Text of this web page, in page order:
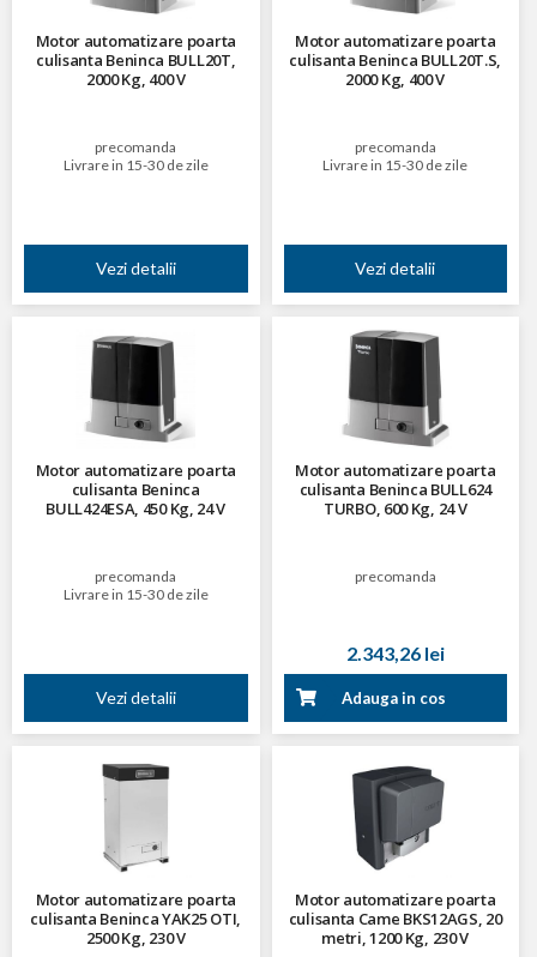
Motor automatizare poarta
culisanta Beninca BULL20T,
2000 Kg, 400 V
precomanda
Livrare in 15-30 de zile
Vezi detalii
Motor automatizare poarta
culisanta Beninca BULL20T.S,
2000 Kg, 400 V
precomanda
Livrare in 15-30 de zile
Vezi detalii
Motor automatizare poarta
culisanta Beninca
BULL424ESA, 450 Kg, 24 V
precomanda
Livrare in 15-30 de zile
Vezi detalii
Motor automatizare poarta
culisanta Beninca BULL624
TURBO, 600 Kg, 24 V
precomanda
2.343,26 lei
Adauga in cos
Motor automatizare poarta
culisanta Beninca YAK25 OTI,
2500 Kg, 230 V
Motor automatizare poarta
culisanta Came BKS12AGS, 20
metri, 1200 Kg, 230 V